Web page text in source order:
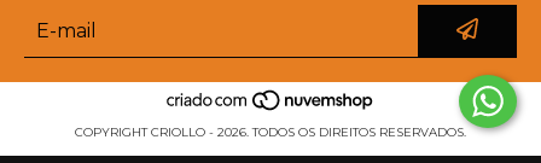
COPYRIGHT CRIOLLO - 2026. TODOS OS DIREITOS RESERVADOS.